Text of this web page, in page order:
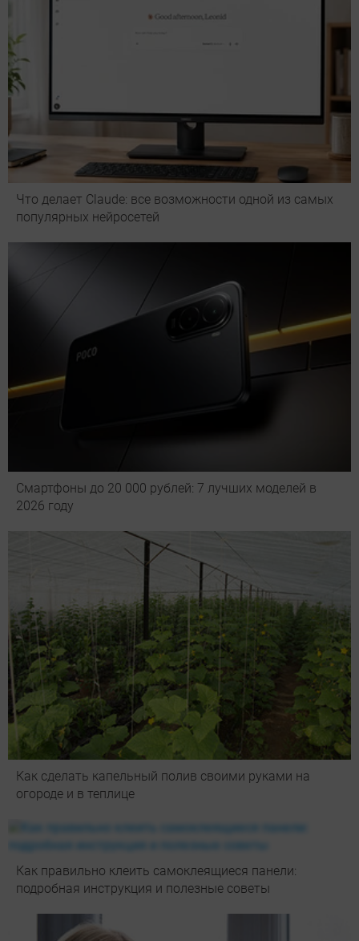
Что делает Сlaude: все возможности одной из самых
популярных нейросетей
Смартфоны до 20 000 рублей: 7 лучших моделей в
2026 году
Как сделать капельный полив своими руками на
огороде и в теплице
Как правильно клеить самоклеящиеся панели:
подробная инструкция и полезные советы